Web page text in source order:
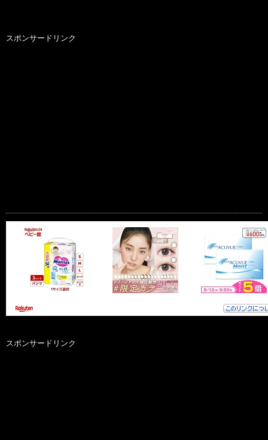
スポンサードリンク
スポンサードリンク